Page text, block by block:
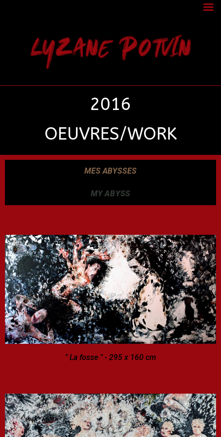
LYZANE POTVIN
2016
OEUVRES/WORK
MES ABYSSES
MY ABYSS
" La fosse " - 295 x 160 cm